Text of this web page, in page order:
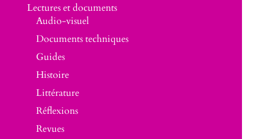
Lectures et documents
Audio-visuel
Documents techniques
Guides
Histoire
Littérature
Réflexions
Revues